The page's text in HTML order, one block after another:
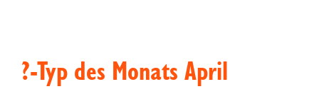
?-Typ des Monats April